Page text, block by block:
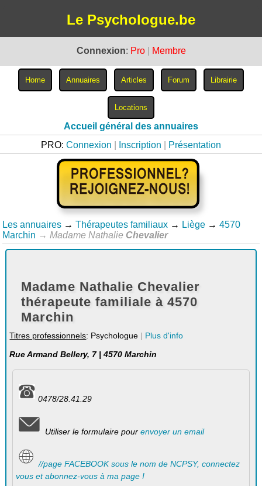
Le Psychologue.be
Connexion: Pro Membre
Accueil général des annuaires
PRO: Connexion Inscription Présentation
Les annuaires → Thérapeutes familiaux → Liège → 4570
Marchin → Madame Nathalie Chevalier
Madame Nathalie Chevalier
thérapeute familiale à 4570
Marchin
Titres professionnels: Psychologue | Plus d'info
Rue Armand Bellery, 7 | 4570 Marchin
0478/28.41.29
Utiliser le formulaire pour envoyer un email
//page FACEBOOK sous le nom de NCPSY, connectez
vous et abonnez-vous à ma page !